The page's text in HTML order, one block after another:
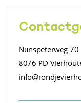
Nunspeterweg 70
8076 PD